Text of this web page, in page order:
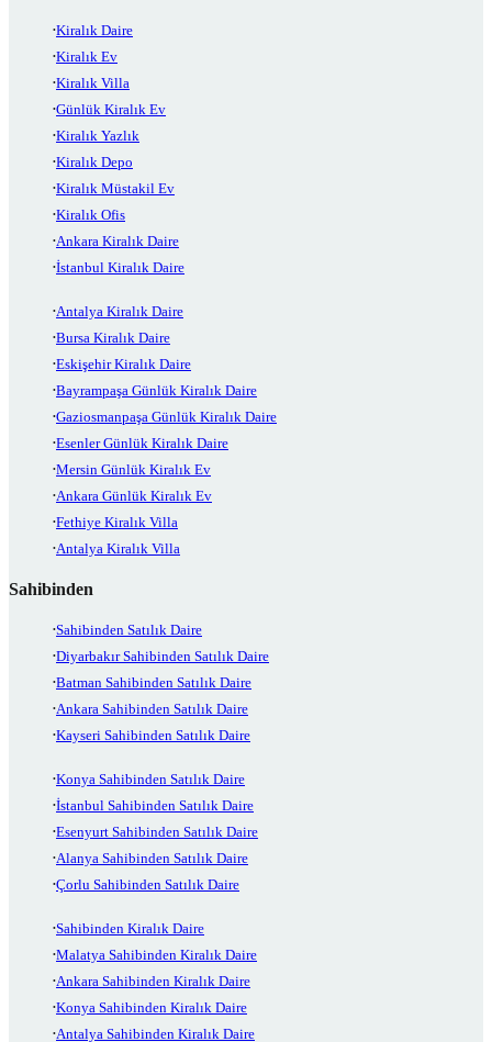
Kiralık Daire
Kiralık Ev
Kiralık Villa
Günlük Kiralık Ev
Kiralık Yazlık
Kiralık Depo
Kiralık Müstakil Ev
Kiralık Ofis
Ankara Kiralık Daire
İstanbul Kiralık Daire
Antalya Kiralık Daire
Bursa Kiralık Daire
Eskişehir Kiralık Daire
Bayrampaşa Günlük Kiralık Daire
Gaziosmanpaşa Günlük Kiralık Daire
Esenler Günlük Kiralık Daire
Mersin Günlük Kiralık Ev
Ankara Günlük Kiralık Ev
Fethiye Kiralık Villa
Antalya Kiralık Villa
Sahibinden
Sahibinden Satılık Daire
Diyarbakır Sahibinden Satılık Daire
Batman Sahibinden Satılık Daire
Ankara Sahibinden Satılık Daire
Kayseri Sahibinden Satılık Daire
Konya Sahibinden Satılık Daire
İstanbul Sahibinden Satılık Daire
Esenyurt Sahibinden Satılık Daire
Alanya Sahibinden Satılık Daire
Çorlu Sahibinden Satılık Daire
Sahibinden Kiralık Daire
Malatya Sahibinden Kiralık Daire
Ankara Sahibinden Kiralık Daire
Konya Sahibinden Kiralık Daire
Antalya Sahibinden Kiralık Daire